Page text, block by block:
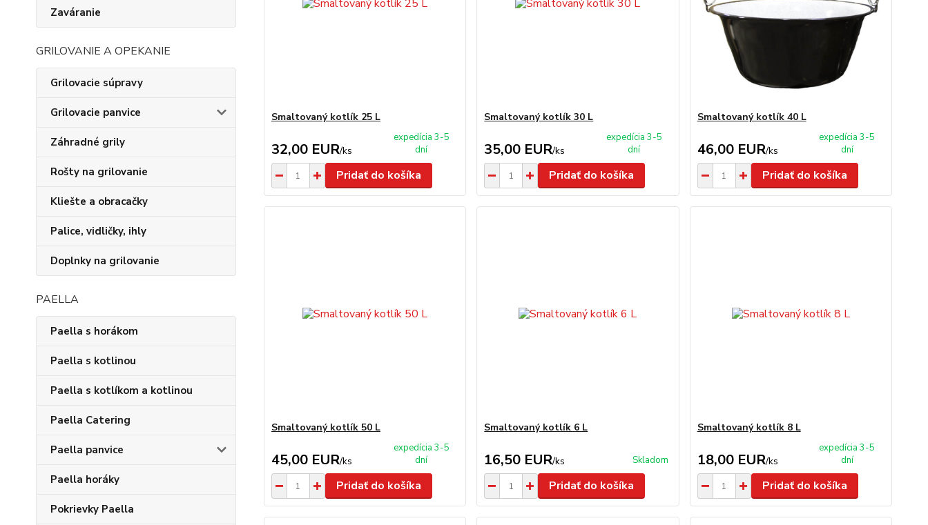
Zaváranie
GRILOVANIE A OPEKANIE
Grilovacie súpravy
Grilovacie panvice
Záhradné grily
Rošty na grilovanie
Kliešte a obracačky
Palice, vidličky, ihly
Doplnky na grilovanie
PAELLA
Paella s horákom
Paella s kotlinou
Paella s kotlíkom a kotlinou
Paella Catering
Paella panvice
Paella horáky
Pokrievky Paella
Smaltovaný kotlík 25 L
32,00 EUR/ks
expedícia 3-5
dní
Pridať do košíka
Smaltovaný kotlík 30 L
35,00 EUR/ks
expedícia 3-5
dní
Pridať do košíka
Smaltovaný kotlík 40 L
46,00 EUR/ks
expedícia 3-5
dní
Pridať do košíka
Smaltovaný kotlík 50 L
45,00 EUR/ks
expedícia 3-5
dní
Pridať do košíka
Smaltovaný kotlík 6 L
16,50 EUR/ks Skladom
Pridať do košíka
Smaltovaný kotlík 8 L
18,00 EUR/ks
expedícia 3-5
dní
Pridať do košíka